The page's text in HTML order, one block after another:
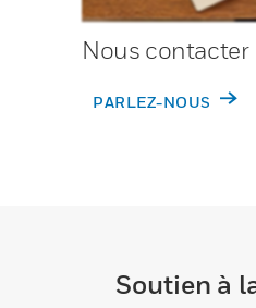
Nous contacter
PARLEZ-NOUS
Soutien à